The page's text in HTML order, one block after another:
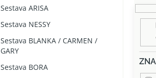
Sestava ARISA
Sestava NESSY
Sestava BLANKA / CARMEN /
GARY
Sestava BORA